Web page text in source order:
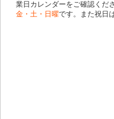
業日カレンダーをご確認くだ
金・土・日曜です。また祝日